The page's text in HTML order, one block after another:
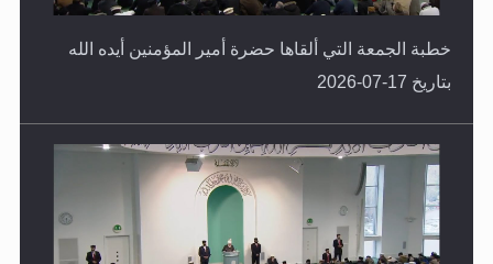
خطبة الجمعة التي ألقاها حضرة أمير المؤمنين أيده الله
بتاريخ 17-07-2026